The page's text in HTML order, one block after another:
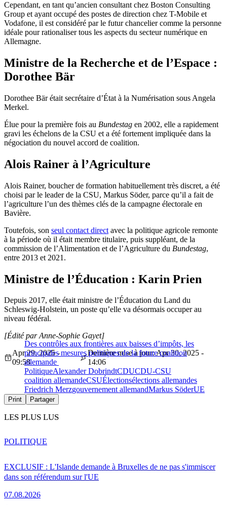
Cependant, en tant qu’ancien consultant chez Boston Consulting
Group et ayant occupé des postes de direction chez T-Mobile et
Vodafone, il est considéré par le futur chancelier comme la personne
idéale pour rationaliser tous les aspects du secteur numérique en
Allemagne.
Ministre de la Recherche et de l’Espace :
Dorothee Bär
Dorothee Bär était secrétaire d’État à la Numérisation sous Angela
Merkel.
Élue pour la première fois au Bundestag en 2002, elle a rapidement
gravi les échelons de la CSU et a été fortement impliquée dans la
négociation du nouvel accord de coalition.
Alois Rainer à l’Agriculture
Alois Rainer, boucher de formation habituellement très discret, a été
choisi par le leader de la CSU, Markus Söder, parce qu’il a fait de
l’agriculture l’un des thèmes clés de la campagne électorale en
Bavière.
Toutefois, son seul contact direct avec la politique agricole remonte
à la période où il était membre titulaire, puis suppléant, de la
commission de l’Alimentation et de l’Agriculture du Bundestag,
entre 2013 et 2021.
Ministre de l’Éducation : Karin Prien
Depuis 2017, elle était ministre de l’Éducation du Land du
Schleswig-Holstein, un poste qu’elle va désormais occuper au
niveau fédéral.
Des contrôles aux frontières aux baisses d’impôts, les
principales mesures politiques de la future coalition
allemande
[Édité par Anne-Sophie Gayet]
Apr 29, 2025 -
09:58
Dernière mise à jour: Apr 30, 2025 -
14:06
PolitiqueAlexander DobrindtCDUCDU-CSU
coalition allemandeCSUÉlectionsélections allemandes
Friedrich Merzgouvernement allemandMarkus SöderUE
Print Partager
LES PLUS LUS
EXCLUSIF : L'Islande demande à Bruxelles de ne pas s'immiscer
dans son référendum sur l'UE
07.08.2026
POLITIQUE